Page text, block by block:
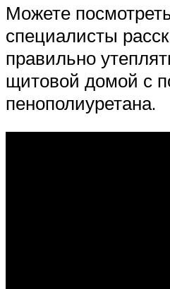
Можете
специалисты
правильно
щитовой домой с
пенополиуретана.